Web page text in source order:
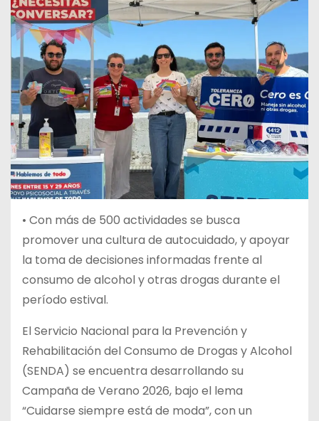
• Con más de 500 actividades se busca
promover una cultura de autocuidado, y apoyar
la toma de decisiones informadas frente al
consumo de alcohol y otras drogas durante el
período estival.
El Servicio Nacional para la Prevención y
Rehabilitación del Consumo de Drogas y Alcohol
(SENDA) se encuentra desarrollando su
Campaña de Verano 2026, bajo el lema
“Cuidarse siempre está de moda”, con un